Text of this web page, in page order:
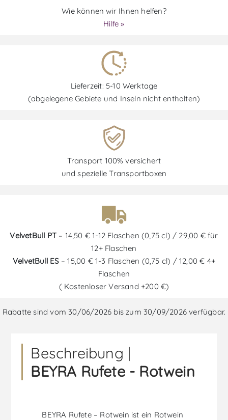
Wie können wir Ihnen helfen?
Hilfe »
Lieferzeit: 5-10 Werktage
(abgelegene Gebiete und Inseln nicht enthalten)
Transport 100% versichert
und spezielle Transportboxen
VelvetBull PT – 14,50 € 1-12 Flaschen (0,75 cl) / 29,00 € für
12+ Flaschen
VelvetBull ES– 15,00 € 1-3 Flaschen (0,75 cl) / 12,00 € 4+
Flaschen
( Kostenloser Versand +200 €)
Rabatte sind vom 30/06/2026 bis zum 30/09/2026 verfügbar.
Beschreibung |
BEYRA Rufete - Rotwein
BEYRA Rufete – Rotwein ist ein Rotwein